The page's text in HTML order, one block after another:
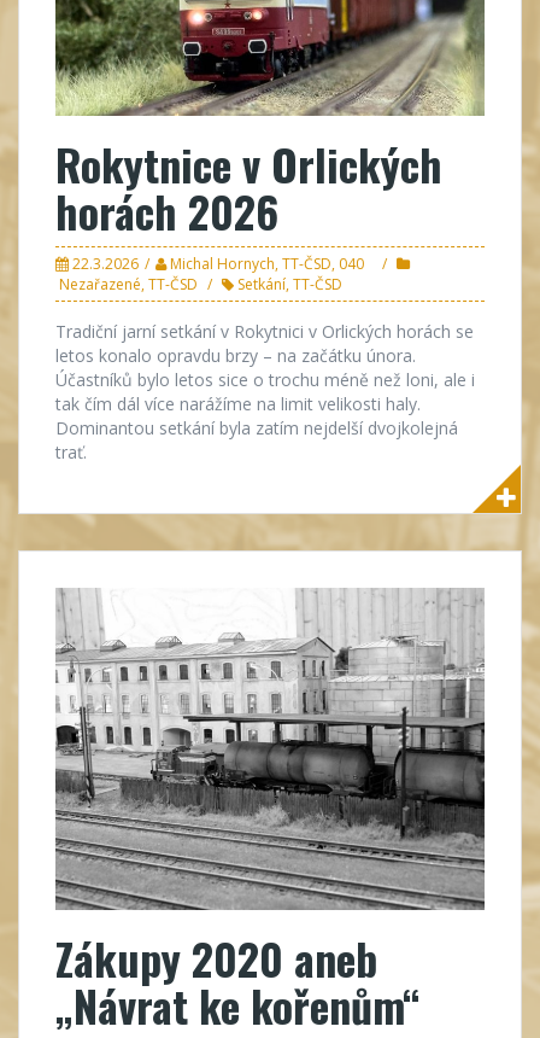
Rokytnice v Orlických
horách 2026
22.3.2026
Michal Hornych, TT-ČSD, 040
Nezařazené,TT-ČSD Setkání,TT-ČSD
Tradiční jarní setkání v Rokytnici v Orlických horách se
letos konalo opravdu brzy – na začátku února.
Účastníků bylo letos sice o trochu méně než loni, ale i
tak čím dál více narážíme na limit velikosti haly.
Dominantou setkání byla zatím nejdelší dvojkolejná
trať.
Zákupy 2020 aneb
„Návrat ke kořenům“